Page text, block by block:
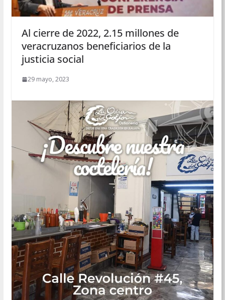
Al cierre de 2022, 2.15 millones de
veracruzanos beneficiarios de la
justicia social
29 mayo, 2023